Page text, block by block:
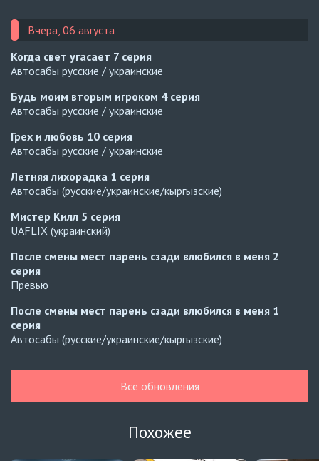
Вчера, 06 августа
Когда свет угасает 7 серия
Автосабы русские / украинские
Будь моим вторым игроком 4 серия
Автосабы русские / украинские
Грех и любовь 10 серия
Автосабы русские / украинские
Летняя лихорадка 1 серия
Автосабы (русские/украинские/кыргызские)
Мистер Килл 5 серия
UAFLIX (украинский)
После смены мест парень сзади влюбился в меня 2
серия
Превью
После смены мест парень сзади влюбился в меня 1
серия
Автосабы (русские/украинские/кыргызские)
Навечно влюблённые6 серия
Все обновления
Похожее